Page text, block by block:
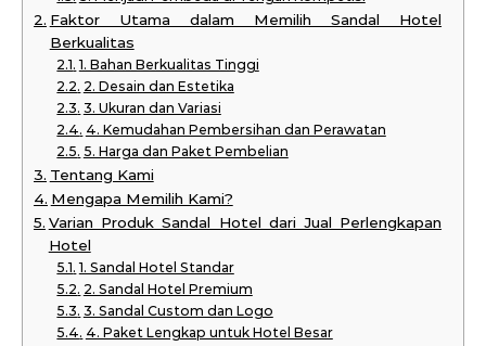
Faktor Utama dalam Memilih Sandal Hotel
Berkualitas
1. Bahan Berkualitas Tinggi
2. Desain dan Estetika
3. Ukuran dan Variasi
4. Kemudahan Pembersihan dan Perawatan
5. Harga dan Paket Pembelian
Tentang Kami
Mengapa Memilih Kami?
Varian Produk Sandal Hotel dari Jual Perlengkapan
Hotel
1. Sandal Hotel Standar
2. Sandal Hotel Premium
3. Sandal Custom dan Logo
4. Paket Lengkap untuk Hotel Besar